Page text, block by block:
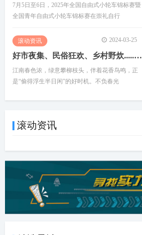
7月5日至6日，2025年全国自由式小轮车锦标赛暨
全国青年自由式小轮车锦标赛在崇礼自行
滚动资讯 2024-03-25
好市夜集、民俗狂欢、乡村野炊......春天该很好，乌镇好好生活节
江南春色浓，绿意攀柳枝头，伴着花香鸟鸣，正
是“偷得浮生半日闲”的好时机。不负春光
滚动资讯